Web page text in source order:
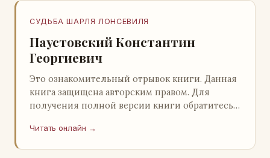
СУДЬБА ШАРЛЯ ЛОНСЕВИЛЯ
Паустовский Константин
Георгиевич
Это ознакомительный отрывок книги. Данная
книга защищена авторским правом. Для
получения полной версии книги обратитесь к
легального ко…
Читать онлайн →